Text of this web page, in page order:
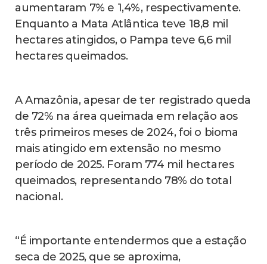
aumentaram 7% e 1,4%, respectivamente.
Enquanto a Mata Atlântica teve 18,8 mil
hectares atingidos, o Pampa teve 6,6 mil
hectares queimados.
A Amazônia, apesar de ter registrado queda
de 72% na área queimada em relação aos
três primeiros meses de 2024, foi o bioma
mais atingido em extensão no mesmo
período de 2025. Foram 774 mil hectares
queimados, representando 78% do total
nacional.
“É importante entendermos que a estação
seca de 2025, que se aproxima,